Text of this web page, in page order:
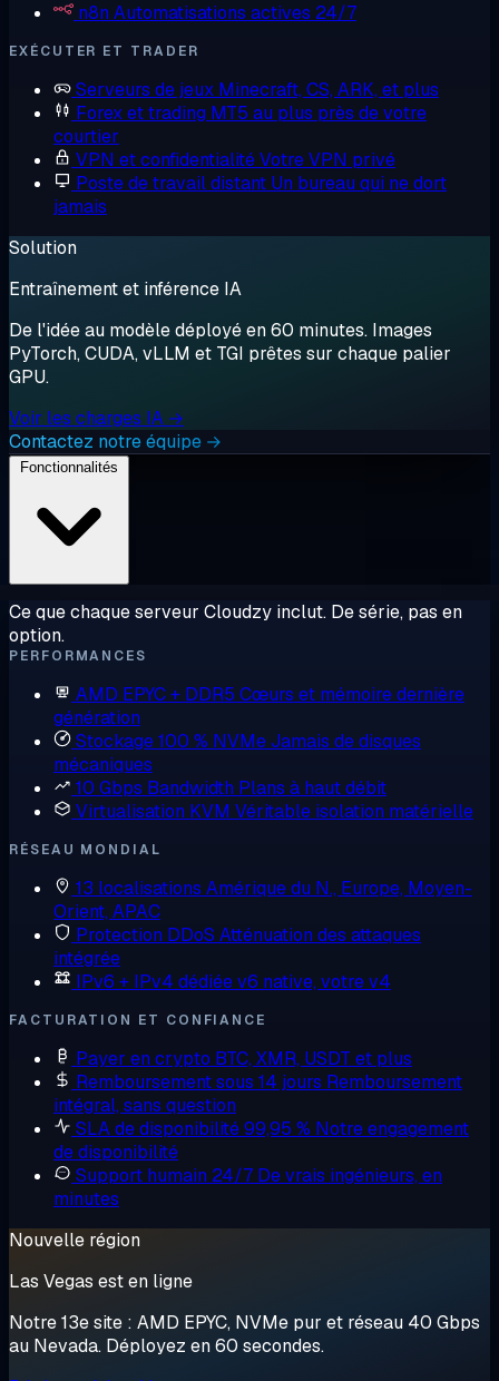
n8n Automatisations actives 24/7
EXÉCUTER ET TRADER
Serveurs de jeux Minecraft, CS, ARK, et plus
Forex et trading MT5 au plus près de votre
courtier
VPN et confidentialitéVotre VPN privé
Poste de travail distant Un bureau qui ne dort
jamais
Solution
Entraînement et inférence IA
De l'idée au modèle déployé en 60 minutes. Images
PyTorch, CUDA, vLLM et TGI prêtes sur chaque palier
GPU.
Voir les charges IA →
Contactez notre équipe →
Ce que chaque serveur Cloudzy inclut. De série, pas en
option.
PERFORMANCES
AMD EPYC + DDR5 Cœurs et mémoire dernière
génération
Stockage 100 % NVMeJamais de disques
mécaniques
10 Gbps Bandwidth Plans à haut débit
Virtualisation KVM Véritable isolation matérielle
RÉSEAU MONDIAL
13 localisations Amérique du N., Europe, Moyen-
Orient, APAC
Protection DDoS Atténuation des attaques
intégrée
IPv6 + IPv4 dédiéev6 native, votre v4
FACTURATION ET CONFIANCE
Payer en crypto BTC, XMR, USDT et plus
Remboursement sous 14 jours Remboursement
intégral, sans question
SLA de disponibilité 99,95 % Notre engagement
de disponibilité
Support humain 24/7 De vrais ingénieurs, en
minutes
Nouvelle région
Las Vegas est en ligne
Notre 13e site : AMD EPYC, NVMe pur et réseau 40 Gbps
au Nevada. Déployez en 60 secondes.